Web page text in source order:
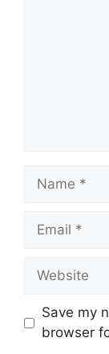
Save my
browser